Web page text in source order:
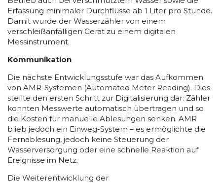
Erfassung minimaler Durchflüsse ab 1 Liter pro Stunde.
Damit wurde der Wasserzähler von einem
verschleißanfälligen Gerät zu einem digitalen
Messinstrument.
Kommunikation
Die nächste Entwicklungsstufe war das Aufkommen
von AMR-Systemen (Automated Meter Reading). Dies
stellte den ersten Schritt zur Digitalisierung dar: Zähler
konnten Messwerte automatisch übertragen und so
die Kosten für manuelle Ablesungen senken. AMR
blieb jedoch ein Einweg-System – es ermöglichte die
Fernablesung, jedoch keine Steuerung der
Wasserversorgung oder eine schnelle Reaktion auf
Ereignisse im Netz.
Die Weiterentwicklung der